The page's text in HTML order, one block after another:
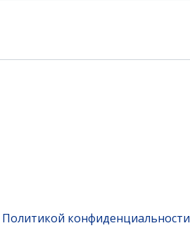
Политикой конфиденциальности